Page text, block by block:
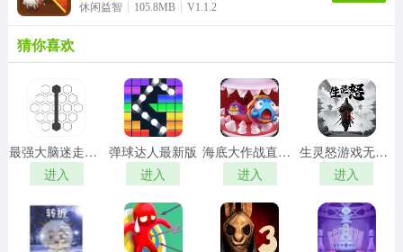
休闲益智 105.8MB V1.1.2
猜你喜欢
最强大脑迷走点线游戏安装包
进入
弹球达人最新版
进入
海底大作战直装游戏版
进入
生灵怒游戏无广告版
进入